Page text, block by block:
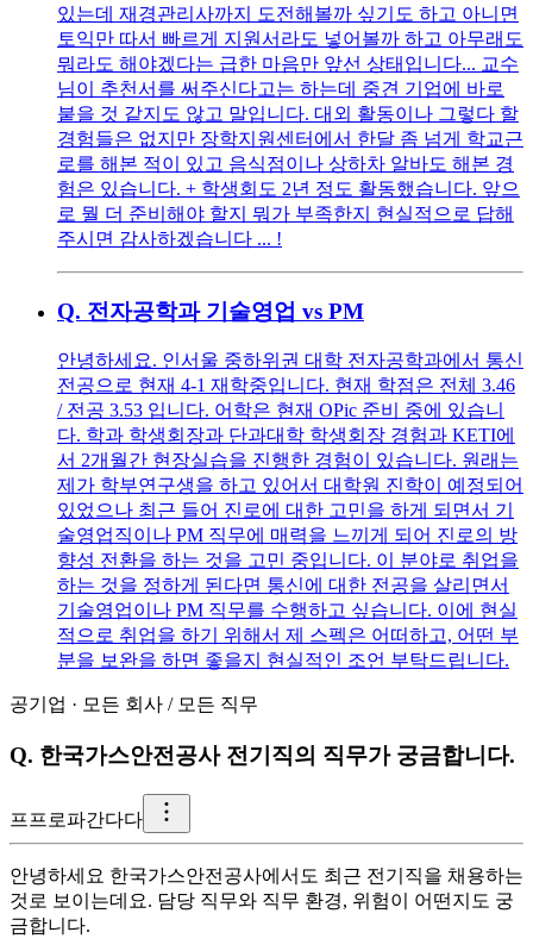
있는데 재경관리사까지 도전해볼까 싶기도 하고 아니면
토익만 따서 빠르게 지원서라도 넣어볼까 하고 아무래도
뭐라도 해야겠다는 급한 마음만 앞선 상태입니다... 교수
님이 추천서를 써주신다고는 하는데 중견 기업에 바로
붙을 것 같지도 않고 말입니다. 대외 활동이나 그렇다 할
경험들은 없지만 장학지원센터에서 한달 좀 넘게 학교근
로를 해본 적이 있고 음식점이나 상하차 알바도 해본 경
험은 있습니다. + 학생회도 2년 정도 활동했습니다. 앞으
로 뭘 더 준비해야 할지 뭐가 부족한지 현실적으로 답해
주시면 감사하겠습니다 ... !
Q. 전자공학과 기술영업 vs PM
안녕하세요. 인서울 중하위권 대학 전자공학과에서 통신
전공으로 현재 4-1 재학중입니다. 현재 학점은 전체 3.46
/ 전공 3.53 입니다. 어학은 현재 OPic 준비 중에 있습니
다. 학과 학생회장과 단과대학 학생회장 경험과 KETI에
서 2개월간 현장실습을 진행한 경험이 있습니다. 원래는
제가 학부연구생을 하고 있어서 대학원 진학이 예정되어
있었으나 최근 들어 진로에 대한 고민을 하게 되면서 기
술영업직이나 PM 직무에 매력을 느끼게 되어 진로의 방
향성 전환을 하는 것을 고민 중입니다. 이 분야로 취업을
하는 것을 정하게 된다면 통신에 대한 전공을 살리면서
기술영업이나 PM 직무를 수행하고 싶습니다. 이에 현실
적으로 취업을 하기 위해서 제 스펙은 어떠하고, 어떤 부
분을 보완을 하면 좋을지 현실적인 조언 부탁드립니다.
공기업 · 모든 회사 / 모든 직무
Q. 한국가스안전공사 전기직의 직무가 궁금합니다.
프 프로파간다다
안녕하세요 한국가스안전공사에서도 최근 전기직을 채용하는
것로 보이는데요. 담당 직무와 직무 환경, 위험이 어떤지도 궁
금합니다.